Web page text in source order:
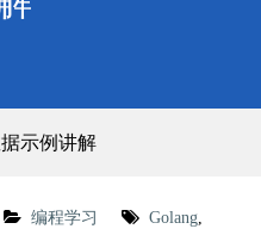
示例讲解
编程学习 Golang,